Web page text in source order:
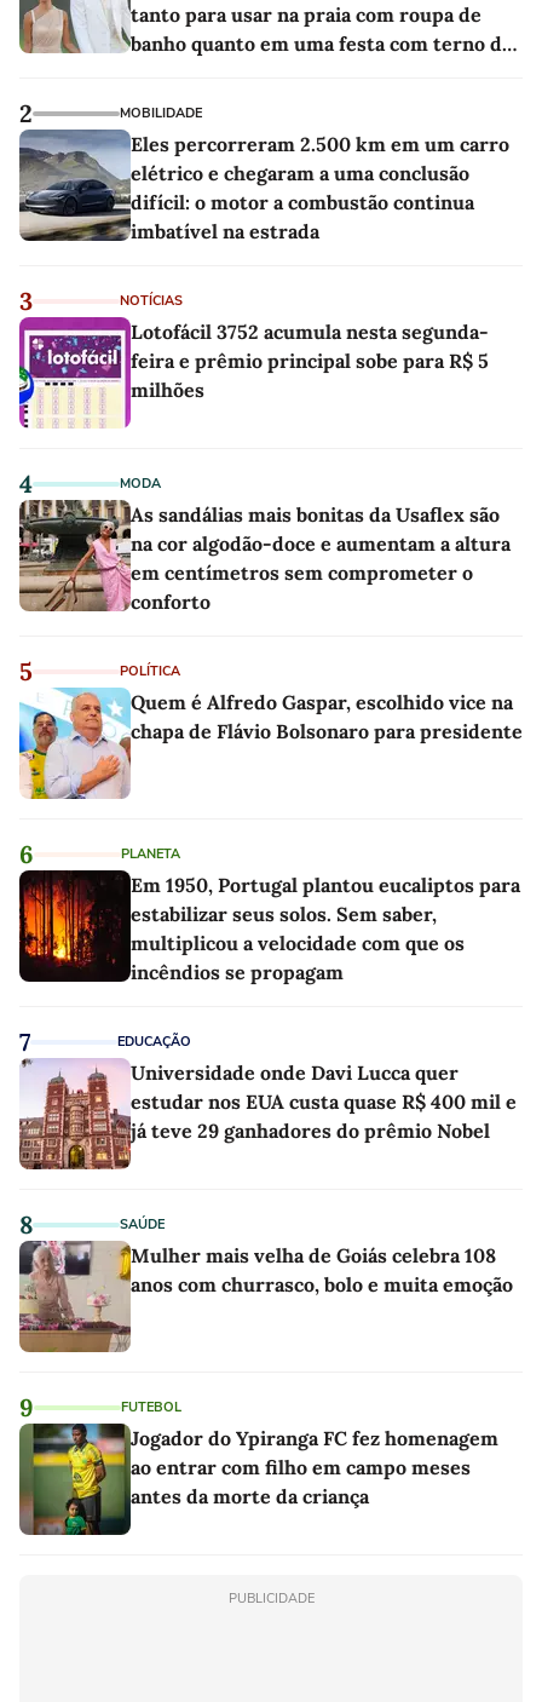
tanto para usar na praia com roupa de
banho quanto em uma festa com terno de
2 MOBILIDADE
Eles percorreram 2.500 km em um carro
elétrico e chegaram a uma conclusão
difícil: o motor a combustão continua
imbatível na estrada
3 NOTÍCIAS
Lotofácil 3752 acumula nesta segunda-
feira e prêmio principal sobe para R$ 5
milhões
4 MODA
As sandálias mais bonitas da Usaflex são
na cor algodão-doce e aumentam a altura
em centímetros sem comprometer o
conforto
5 POLÍTICA
Quem é Alfredo Gaspar, escolhido vice na
chapa de Flávio Bolsonaro para presidente
6 PLANETA
Em 1950, Portugal plantou eucaliptos para
estabilizar seus solos. Sem saber,
multiplicou a velocidade com que os
incêndios se propagam
7 EDUCAÇÃO
Universidade onde Davi Lucca quer
estudar nos EUA custa quase R$ 400 mil e
já teve 29 ganhadores do prêmio Nobel
8 SAÚDE
Mulher mais velha de Goiás celebra 108
anos com churrasco, bolo e muita emoção
9 FUTEBOL
Jogador do Ypiranga FC fez homenagem
ao entrar com filho em campo meses
antes da morte da criança
PUBLICIDADE